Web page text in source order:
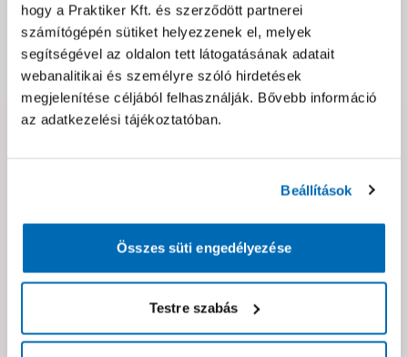
hogy a Praktiker Kft. és szerződött partnerei
számítógépén sütiket helyezzenek el, melyek
segítségével az oldalon tett látogatásának adatait
webanalitikai és személyre szóló hirdetések
megjelenítése céljából felhasználják. Bővebb információ
az adatkezelési tájékoztatóban.
Beállítások
Összes süti engedélyezése
Testre szabás
Csomagolási és súly információk
Dokumentumok, felelős személy
Neked ajánljuk!